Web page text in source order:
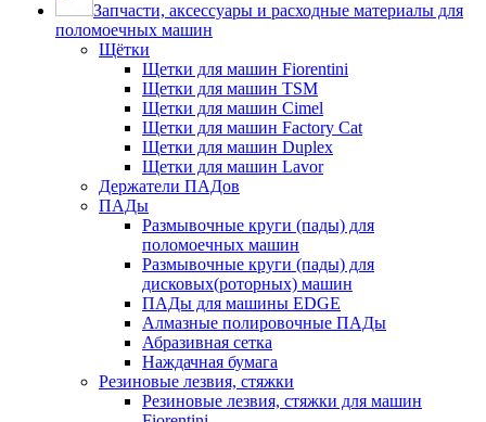
Запчасти, аксессуары и расходные материалы для
поломоечных машин
Щётки
Щетки для машин Fiorentini
Щетки для машин TSM
Щетки для машин Cimel
Щетки для машин Factory Cat
Щетки для машин Duplex
Щетки для машин Lavor
Держатели ПАДов
ПАДы
Размывочные круги (пады) для
поломоечных машин
Размывочные круги (пады) для
дисковых(роторных) машин
ПАДы для машины EDGE
Алмазные полировочные ПАДы
Абразивная сетка
Наждачная бумага
Резиновые лезвия, стяжки
Резиновые лезвия, стяжки для машин